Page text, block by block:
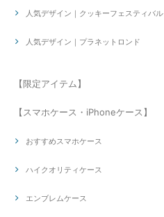
人気デザイン｜クッキーフェスティバル
人気デザイン｜プラネットロンド
【限定アイテム】
【スマホケース・iPhoneケース】
おすすめスマホケース
ハイクオリティケース
エンブレムケース